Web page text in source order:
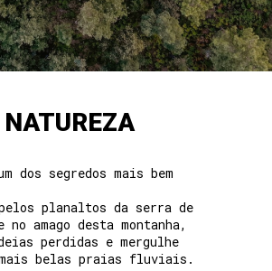
NATUREZA
dos segredos mais bem
pelos planaltos da serra de
amago desta montanha,
perdidas e mergulhe
mais belas praias fluviais.